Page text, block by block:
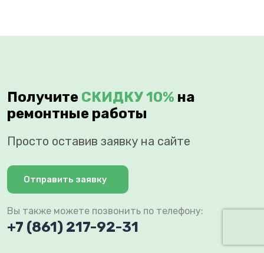
Получите СКИДКУ 10% на
ремонтные работы
Просто оставив заявку на сайте
Отправить заявку
Вы также можете позвонить по телефону:
+7 (861) 217-92-31